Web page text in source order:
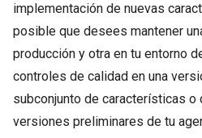
implementación de nuevas
posible que desees mantener
producción y otra en tu entorno
controles de calidad en una
subconjunto de características
versiones preliminares de tu